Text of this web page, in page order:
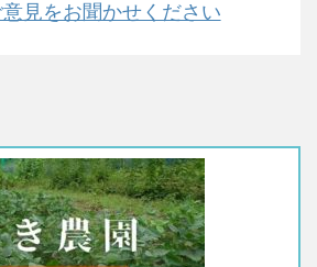
見をお聞かせください